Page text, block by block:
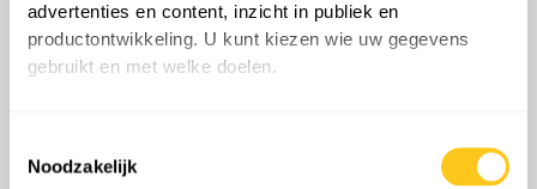
advertenties en content, inzicht in publiek en
productontwikkeling. U kunt kiezen wie uw gegevens
gebruikt en met welke doelen.
Informatie verzamelen over uw geografische
locatie, die tot een paar meter nauwkeurig kan zijn
Noodzakelijk